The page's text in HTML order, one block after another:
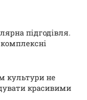
підгодівля.
культури не
красивими